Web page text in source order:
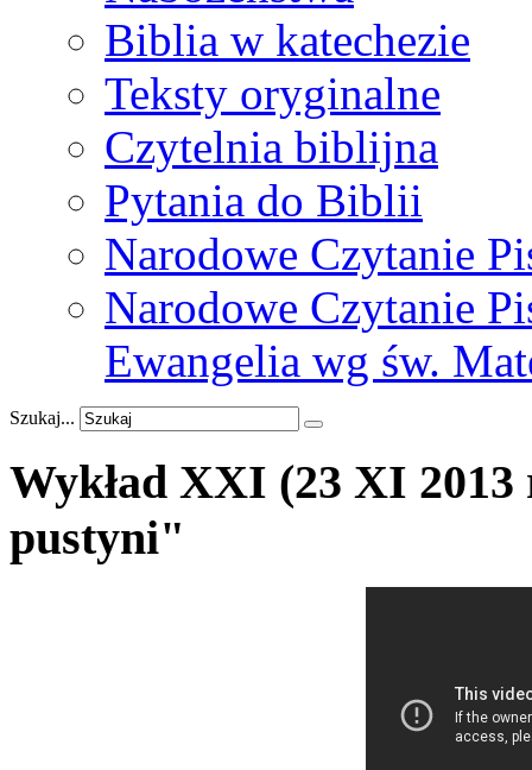
Biblia w katechezie
Teksty oryginalne
Czytelnia biblijna
Pytania do Biblii
Narodowe Czytanie
Narodowe Czytanie
Ewangelia wg św.
Szukaj...
Wykład XXI (23 XI 2013
pustyni"